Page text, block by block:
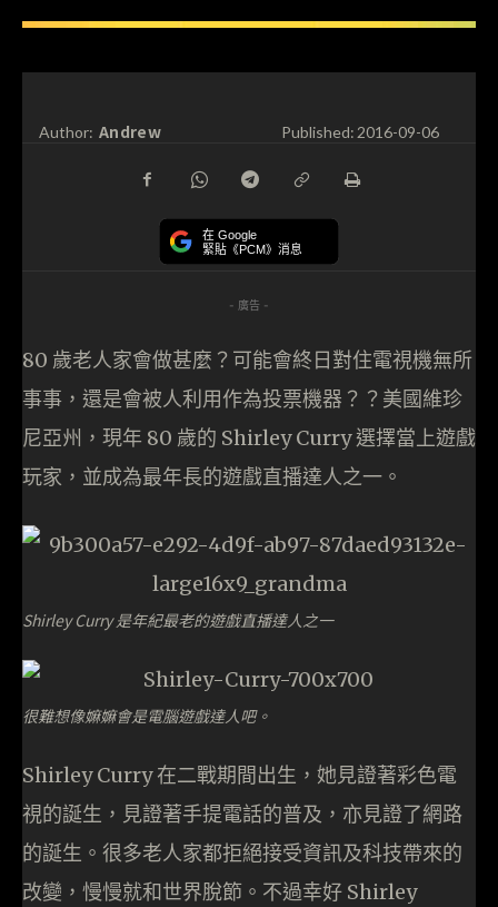
Author: Andrew Published:2016-09-06
在 Google
緊貼《PCM》消息
- 廣告 -
80 歲老人家會做甚麼？可能會終日對住電視機無所
事事，還是會被人利用作為投票機器？？美國維珍
尼亞州，現年 80 歲的 Shirley Curry 選擇當上遊戲
玩家，並成為最年長的遊戲直播達人之一。
Shirley Curry 是年紀最老的遊戲直播達人之一
很難想像嫲嫲會是電腦遊戲達人吧。
Shirley Curry 在二戰期間出生，她見證著彩色電
視的誕生，見證著手提電話的普及，亦見證了網路
的誕生。很多老人家都拒絕接受資訊及科技帶來的
改變，慢慢就和世界脫節。不過幸好 Shirley